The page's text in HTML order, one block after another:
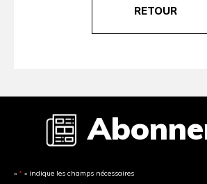
RETOUR
« * » indique les champs nécessaires